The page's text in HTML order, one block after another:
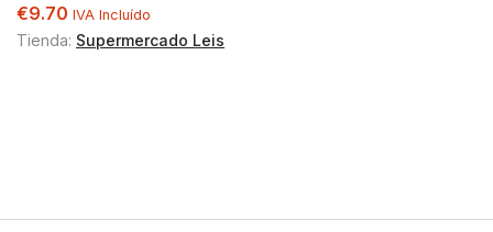
€9.70 IVA Incluído
Tienda: Supermercado Leis